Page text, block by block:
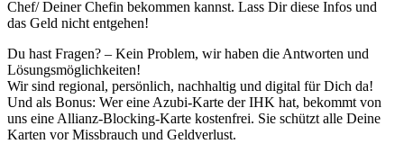
Chef/ Deiner Chefin bekommen kannst. Lass Dir diese Infos und
das Geld nicht entgehen!
Du hast Fragen? – Kein Problem, wir haben die Antworten und
Lösungsmöglichkeiten!
Wir sind regional, persönlich, nachhaltig und digital für Dich da!
Und als Bonus: Wer eine Azubi-Karte der IHK hat, bekommt von
uns eine Allianz-Blocking-Karte kostenfrei. Sie schützt alle Deine
Karten vor Missbrauch und Geldverlust.